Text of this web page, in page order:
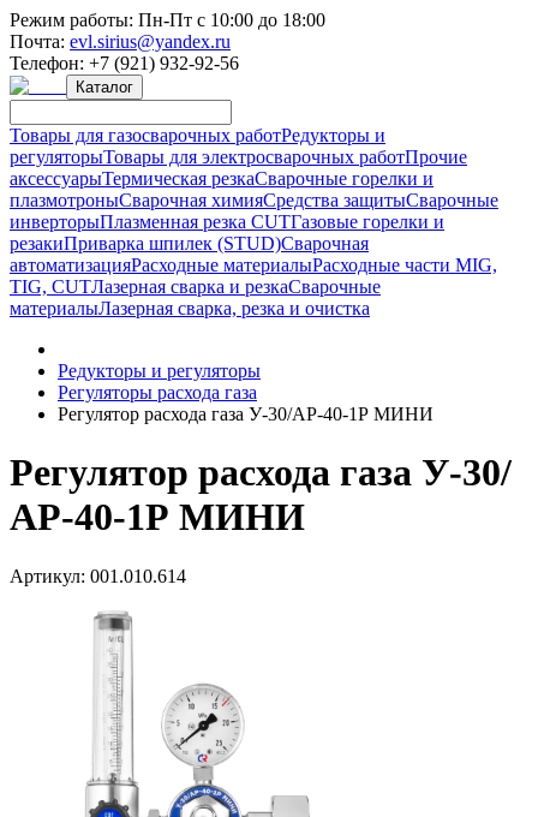
Режим работы: Пн-Пт с 10:00 до 18:00
Почта: evl.sirius@yandex.ru
Телефон: +7 (921) 932-92-56
Каталог
Товары для газосварочных работРедукторы и
регуляторыТовары для электросварочных работПрочие
аксессуарыТермическая резкаСварочные горелки и
плазмотроныСварочная химияСредства защитыСварочные
инверторыПлазменная резка CUTГазовые горелки и
резакиПриварка шпилек (STUD)Сварочная
автоматизацияРасходные материалыРасходные части MIG,
TIG, CUTЛазерная сварка и резкаСварочные
материалыЛазерная сварка, резка и очистка
Редукторы и регуляторы
Регуляторы расхода газа
Регулятор расхода газа У-30/АР-40-1Р МИНИ
Регулятор расхода газа У-30/
АР-40-1Р МИНИ
Артикул: 001.010.614